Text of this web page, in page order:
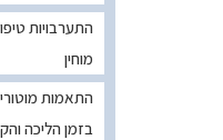
התערבויות
מוחין
התאמות
בזמן הליכה